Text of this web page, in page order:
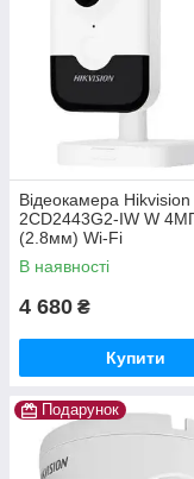
Відеокамера Hikvision
2CD2443G2-IW W
(2.8мм) Wi-Fi
В наявності
4 680 ₴
Купити
Подарунок